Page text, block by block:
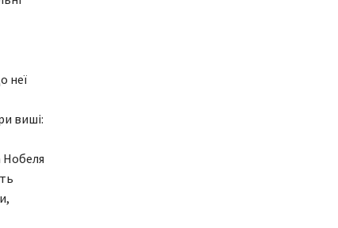
неї
виші:
Нобеля